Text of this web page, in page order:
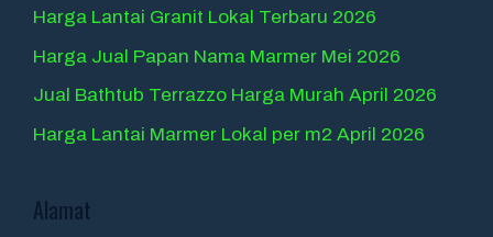
Harga Lantai Granit Lokal Terbaru 2026
Harga Jual Papan Nama Marmer Mei 2026
Jual Bathtub Terrazzo Harga Murah April 2026
Harga Lantai Marmer Lokal per m2 April 2026
Alamat